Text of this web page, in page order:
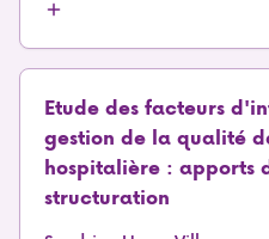
Etude des facteurs
gestion de la qualité
hospitalière : apports
structuration